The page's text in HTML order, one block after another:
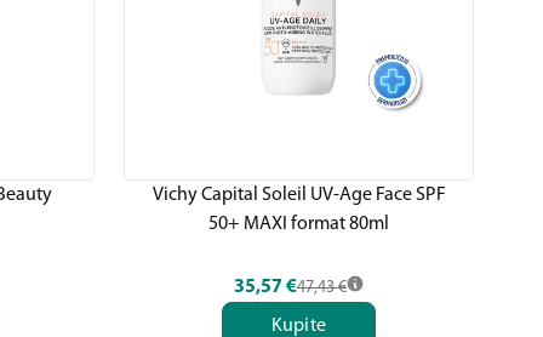
Vichy Capital Soleil UV-Age Face SPF
50+ MAXI format 80ml
35,57 €47,43 €
Kupite